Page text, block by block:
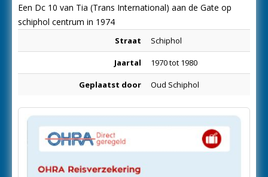
Een Dc 10 van Tia (Trans International) aan de Gate op
schiphol centrum in 1974
Straat Schiphol
Jaartal 1970 tot 1980
Geplaatst door Oud Schiphol